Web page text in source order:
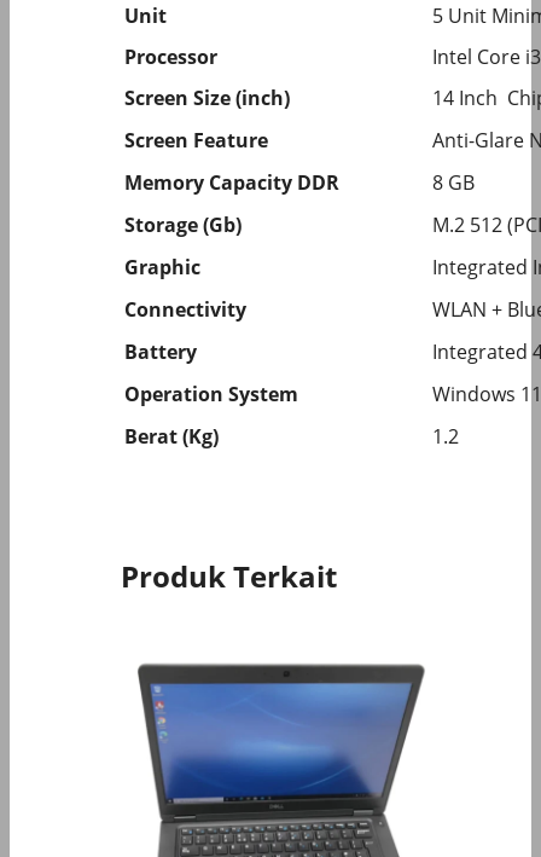
Unit
5 Unit
Processor
Intel Core
Screen Size (inch)
14 Inch
Screen Feature
Anti-Glare
Memory Capacity DDR
8 GB
Storage (Gb)
M.2 512
Graphic
Integrated
Connectivity
WLAN +
Battery
Integrated
Operation System
Windows
Berat (Kg)
1.2
Produk Terkait